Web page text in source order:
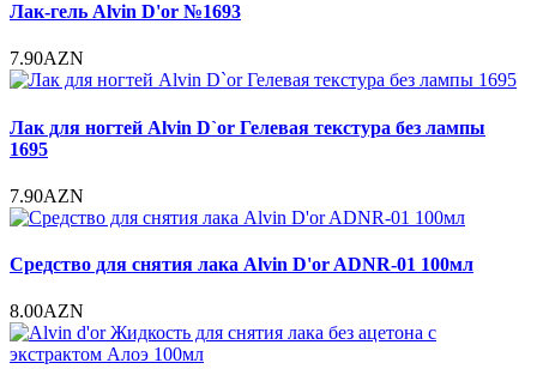
Лак-гель Alvin D'or №1693
7.90AZN
Лак для ногтей Alvin D`or Гелевая текстура без лампы
1695
7.90AZN
Средство для снятия лака Alvin D'or ADNR-01 100мл
8.00AZN